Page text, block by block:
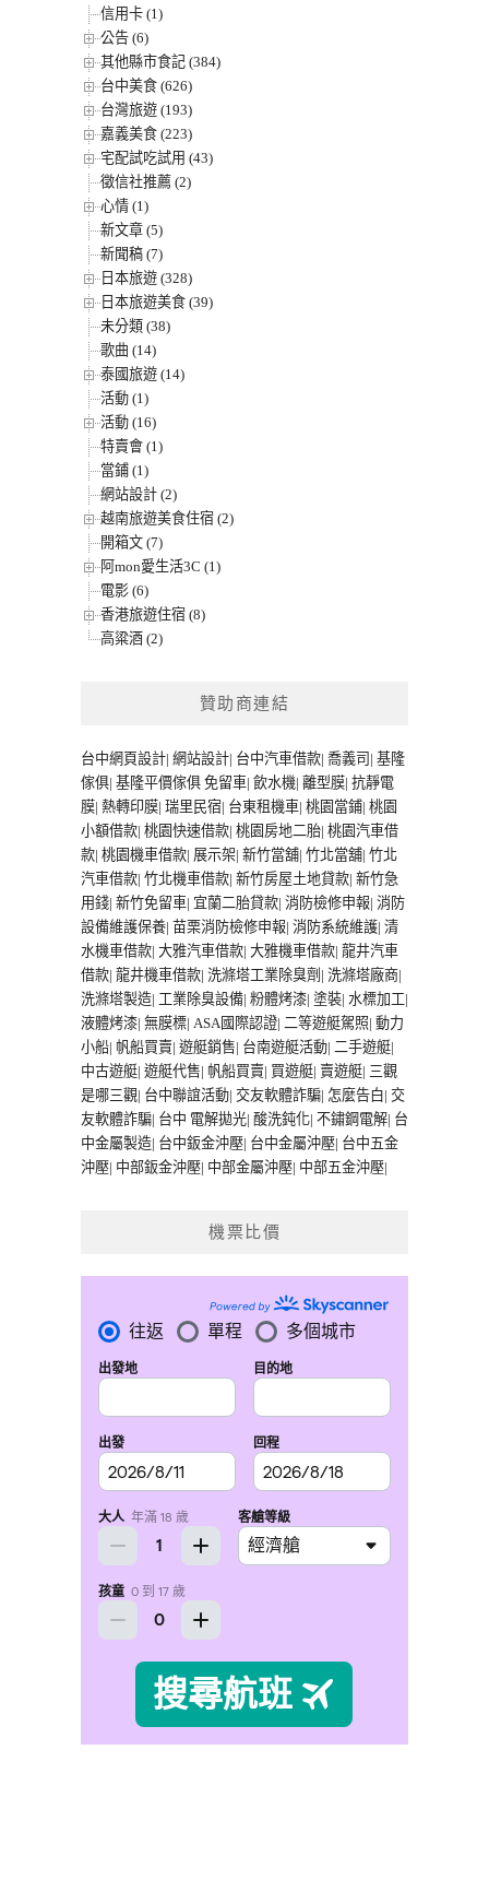
信用卡 (1)
公告 (6)
其他縣市食記 (384)
台中美食 (626)
台灣旅遊 (193)
嘉義美食 (223)
宅配試吃試用 (43)
徵信社推薦 (2)
心情 (1)
新文章 (5)
新聞稿 (7)
日本旅遊 (328)
日本旅遊美食 (39)
未分類 (38)
歌曲 (14)
泰國旅遊 (14)
活動 (1)
活動 (16)
特賣會 (1)
當鋪 (1)
網站設計 (2)
越南旅遊美食住宿 (2)
開箱文 (7)
阿mon愛生活3C (1)
電影 (6)
香港旅遊住宿 (8)
高粱酒 (2)
贊助商連結
台中網頁設計| 網站設計| 台中汽車借款| 喬義司 | 基隆
傢俱| 基隆平價傢俱 免留車| 飲水機| 離型膜| 抗靜電
膜| 熱轉印膜| 瑞里民宿| 台東租機車| 桃園當鋪| 桃園
小額借款| 桃園快速借款| 桃園房地二胎| 桃園汽車借
款| 桃園機車借款| 展示架| 新竹當舖| 竹北當舖| 竹北
汽車借款| 竹北機車借款| 新竹房屋土地貸款| 新竹急
用錢| 新竹免留車| 宜蘭二胎貸款| 消防檢修申報| 消防
設備維護保養| 苗栗消防檢修申報| 消防系統維護| 清
水機車借款| 大雅汽車借款| 大雅機車借款| 龍井汽車
借款| 龍井機車借款| 洗滌塔工業除臭劑 | 洗滌塔廠商|
洗滌塔製造| 工業除臭設備| 粉體烤漆| 塗裝| 水標加工|
液體烤漆| 無膜標| ASA國際認證| 二等遊艇駕照| 動力
小船| 帆船買賣| 遊艇銷售| 台南遊艇活動| 二手遊艇|
中古遊艇| 遊艇代售| 帆船買賣| 買遊艇| 賣遊艇| 三觀
是哪三觀| 台中聯誼活動| 交友軟體詐騙| 怎麼告白| 交
友軟體詐騙| 台中 電解拋光| 酸洗鈍化| 不鏽鋼電解| 台
中金屬製造| 台中鈑金沖壓| 台中金屬沖壓| 台中五金
沖壓| 中部鈑金沖壓| 中部金屬沖壓| 中部五金沖壓|
機票比價